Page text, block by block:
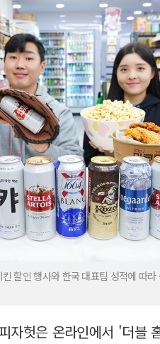
할인 행사와 한국 대표팀 성적에 따
자헛은 온라인에서 '더블